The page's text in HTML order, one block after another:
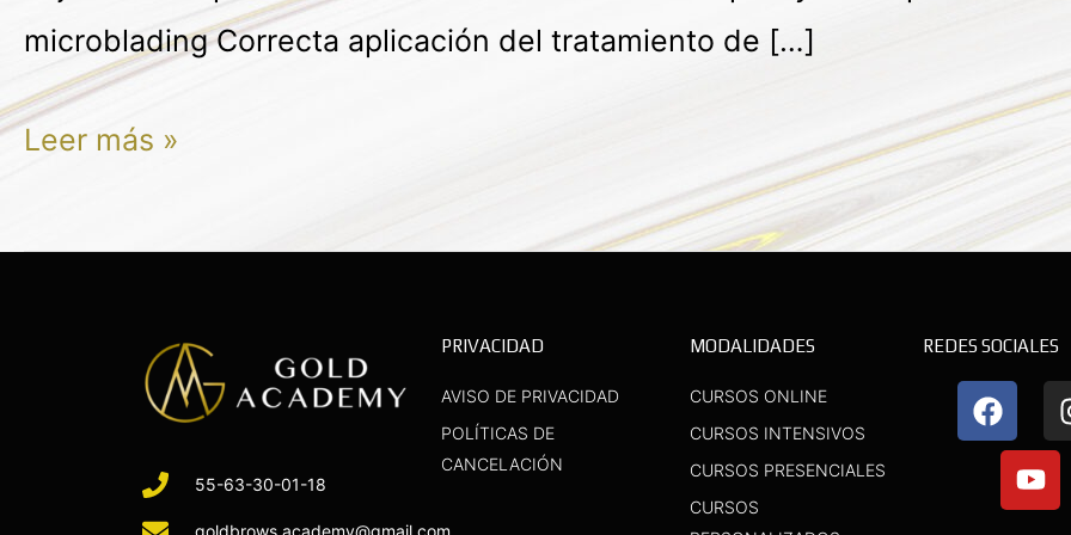
microblading Correcta aplicación del tratamiento de […]
Leer más »
55-63-30-01-18
goldbrows.academy@gmail.com
PRIVACIDAD
AVISO DE PRIVACIDAD
POLÍTICAS DE
CANCELACIÓN
MODALIDADES
CURSOS ONLINE
CURSOS INTENSIVOS
CURSOS PRESENCIALES
CURSOS
REDES SOCIALES
F
a
c
b
Y
u
t
u